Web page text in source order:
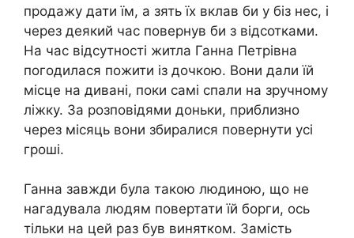
продажу дати їм, а зять їх вклав би у біз нес, і
через деякий час повернув би з відсотками.
На час відсутності житла Ганна Петрівна
погодилася пожити із дочкою. Вони дали їй
місце на дивані, поки самі спали на зручному
ліжку. За розповідями доньки, приблизно
через місяць вони збиралися повернути усі
гроші.
Ганна завжди була такою людиною, що не
нагадувала людям повертати їй борги, ось
тільки на цей раз був винятком. Замість